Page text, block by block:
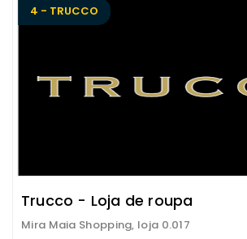
4 - TRUCCO
Trucco - Loja de roupa
Mira Maia Shopping, loja 0.017